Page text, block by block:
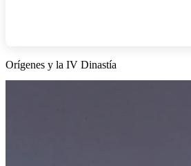
Orígenes y la IV Dinastía